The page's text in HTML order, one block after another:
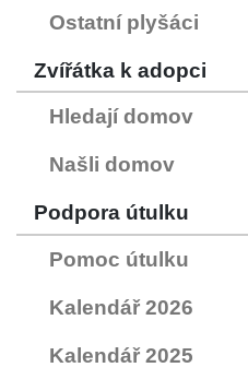
Ostatní plyšáci
Zvířátka k adopci
Hledají domov
Našli domov
Podpora útulku
Pomoc útulku
Kalendář 2026
Kalendář 2025